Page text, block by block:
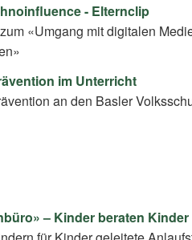
- Elternclip
«Umgang mit digitalen
im Unterricht
an den Basler
– Kinder beraten Kinder